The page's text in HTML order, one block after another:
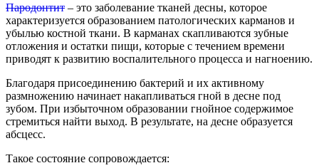
Пародонтит – это заболевание тканей десны, которое
характеризуется образованием патологических карманов и
убылью костной ткани. В карманах скапливаются зубные
отложения и остатки пищи, которые с течением времени
приводят к развитию воспалительного процесса и нагноению.
Благодаря присоединению бактерий и их активному
размножению начинает накапливаться гной в десне под
зубом. При избыточном образовании гнойное содержимое
стремиться найти выход. В результате, на десне образуется
абсцесс.
Такое состояние сопровождается: